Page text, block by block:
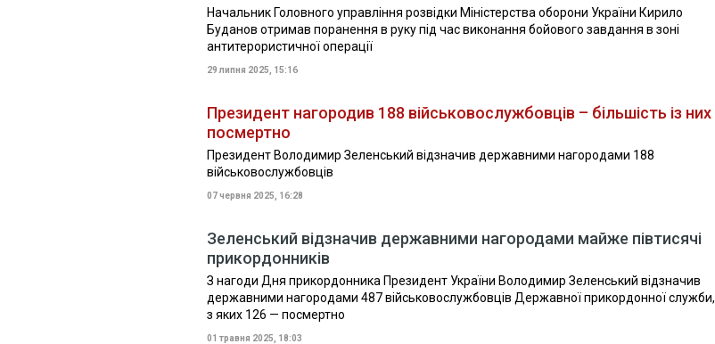
Начальник Головного управління розвідки Міністерства оборони України Кирило
Буданов отримав поранення в руку під час виконання бойового завдання в зоні
антитерористичної операції
29 липня 2025, 15:16
Президент нагородив 188 військовослужбовців – більшість із них
посмертно
Президент Володимир Зеленський відзначив державними нагородами 188
військовослужбовців
07 червня 2025, 16:28
Зеленський відзначив державними нагородами майже півтисячі
прикордонників
З нагоди Дня прикордонника Президент України Володимир Зеленський відзначив
державними нагородами 487 військовослужбовців Державної прикордонної служби,
з яких 126 — посмертно
01 травня 2025, 18:03